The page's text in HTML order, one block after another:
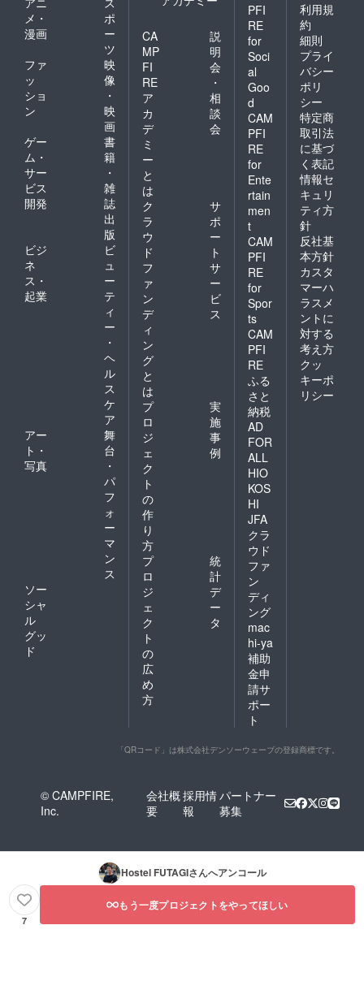
メ・
漫画
ポ
ー
ツ
ファ
ッ
ショ
ン
映
像
・
映
画
ゲー
ム・
サー
ビス
開発
書
籍
・
雑
誌
出
版
ビジ
ネ
ス・
起業
ビ
ュ
ー
テ
ィ
ー
・
ヘ
ル
ス
ケ
ア
アー
ト・
写真
舞
台
・
パ
フ
ォ
ー
マ
ン
ス
ソー
シャ
ル
グッ
ド
CA
MP
FI
RE
ア
カ
デ
ミ
ー
と
は
説
明
会
・
相
談
会
ク
ラ
ウ
ド
フ
ァ
ン
デ
ィ
ン
グ
と
は
サ
ポ
ー
ト
サ
ー
ビ
ス
プ
ロ
ジ
ェ
ク
ト
の
作
り
方
実
施
事
例
プ
ロ
ジ
ェ
ク
ト
の
広
め
方
統
計
デ
ー
タ
PFI
RE
for
Soci
al
Goo
d
CAM
PFI
RE
for
Ente
rtain
men
t
CAM
PFI
RE
for
Spor
ts
CAM
PFI
RE
ふる
さと
納税
AD
FOR
ALL
HIO
KOS
HI
JFA
クラ
ウド
ファ
ン
ディ
ング
mac
hi-ya
補助
金申
請サ
ポー
ト
利用規
約
細則
プライ
バシー
ポリ
シー
特定商
取引法
に基づ
く表記
情報セ
キュリ
ティ方
針
反社基
本方針
カスタ
マーハ
ラスメ
ントに
対する
考え方
クッ
キーポ
リシー
「QRコード」は株式会社デンソーウェーブの登録商標です。
© CAMPFIRE,
Inc.
会社概
要
採用情
報
パートナー
募集
Hostel FUTAGIさんへアンコール
7
もう一度プロジェクトをやってほしい